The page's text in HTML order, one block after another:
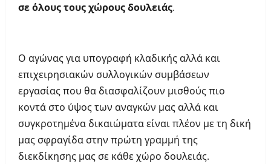
σε όλους τους χώρους δουλειάς.
Ο αγώνας για υπογραφή κλαδικής αλλά και
επιχειρησιακών συλλογικών συμβάσεων
εργασίας που θα διασφαλίζουν μισθούς πιο
κοντά στο ύψος των αναγκών μας αλλά και
συγκροτημένα δικαιώματα είναι πλέον με τη δική
μας σφραγίδα στην πρώτη γραμμή της
διεκδίκησης μας σε κάθε χώρο δουλειάς.